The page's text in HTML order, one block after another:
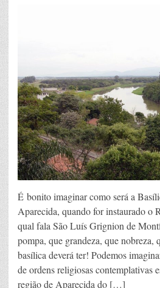
É bonito imaginar como será a
Aparecida, quando for instaurado o
qual fala São Luís Grignion de
pompa, que grandeza, que nobreza,
basílica deverá ter! Podemos
de ordens religiosas contemplativas
região de Aparecida do […]